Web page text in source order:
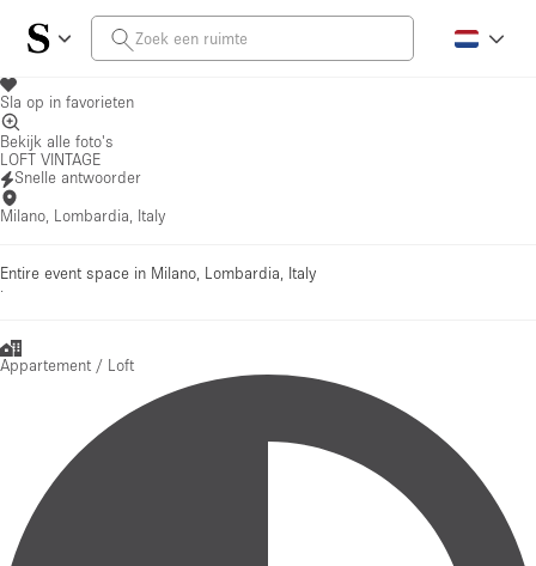
Sla op in favorieten
Bekijk alle foto's
LOFT VINTAGE
Snelle antwoorder
Milano, Lombardia, Italy
Entire event space in Milano, Lombardia, Italy
·
Appartement / Loft